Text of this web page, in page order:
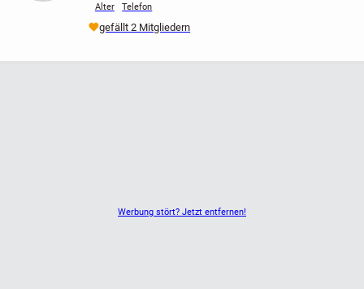
Werbung stört? Jetzt entfernen!
Alter Telefon
gefällt 2 Mitgliedern